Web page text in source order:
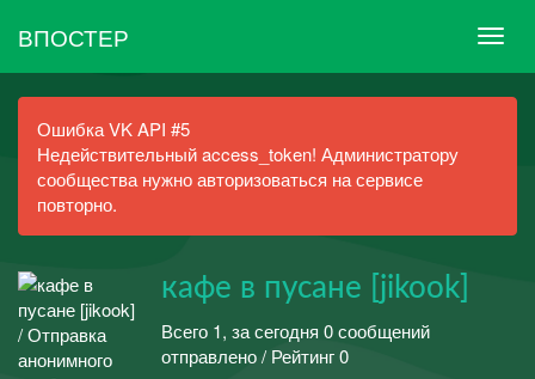
ВПОСТЕР
Ошибка VK API #5
Недействительный access_token! Администратору
сообщества нужно авторизоваться на сервисе
повторно.
кафе в пусане [jikook]
Всего 1, за сегодня 0 сообщений
отправлено / Рейтинг 0